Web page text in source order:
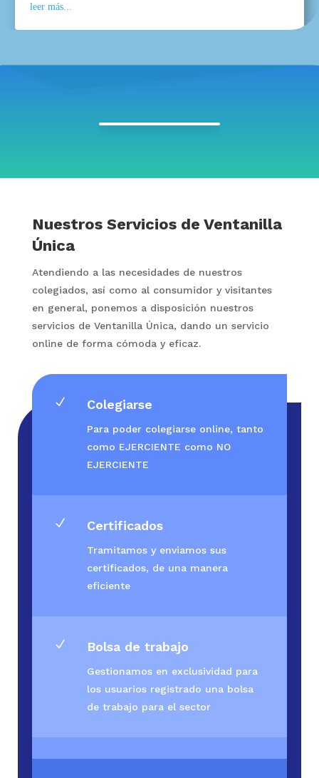
leer más...
Nuestros Servicios de Ventanilla
Única
Atendiendo a las necesidades de nuestros
colegiados, así como al consumidor y visitantes
en general, ponemos a disposición nuestros
servicios de Ventanilla Única, dando un servicio
online de forma cómoda y eficaz.
N Colegiarse
Para poder colegiarse online, tanto
como EJERCIENTE como NO
EJERCIENTE
N Certificados
Tramitamos y enviamos sus
certificados, de una manera
eficiente
N Bolsa de trabajo
Gestionamos en exclusividad para
los usuarios registrado una bolsa
de trabajo para el sector